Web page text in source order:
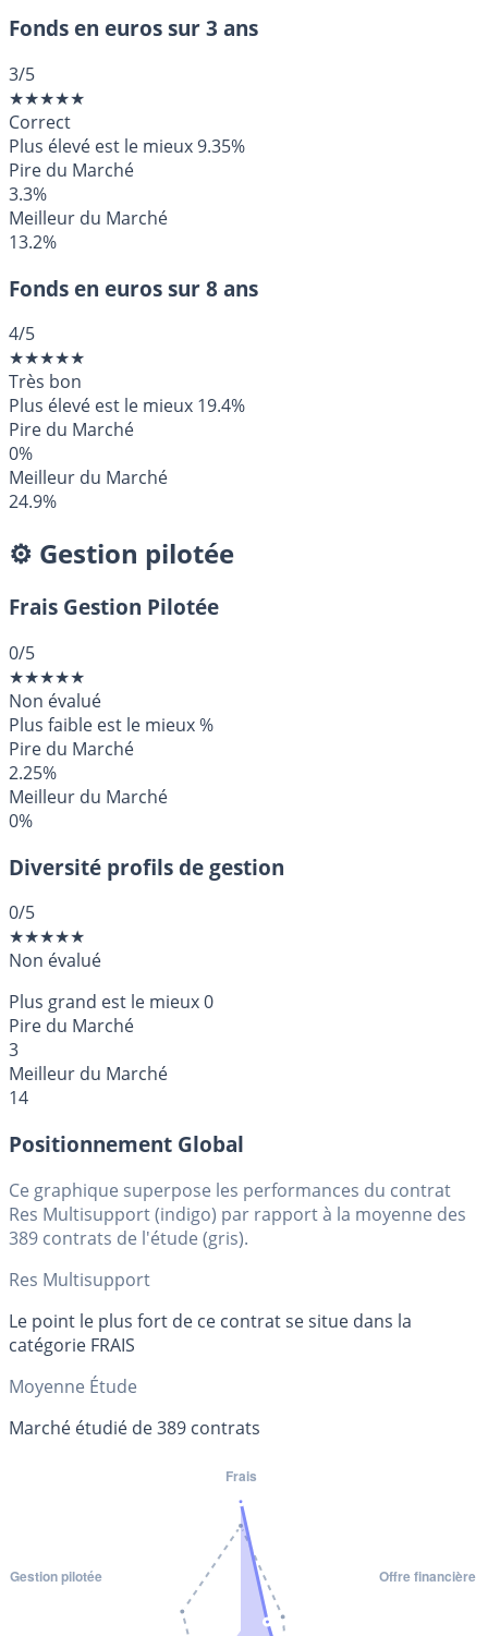
Fonds en euros sur 3 ans
3/5
★★★★★
Correct
Plus élevé est le mieux9.35%
Pire du Marché
3.3%
Meilleur du Marché
13.2%
Fonds en euros sur 8 ans
4/5
★★★★★
Très bon
Plus élevé est le mieux 19.4%
Pire du Marché
0%
Meilleur du Marché
24.9%
⚙️ Gestion pilotée
Frais Gestion Pilotée
0/5
★★★★★
Non évalué
Plus faible est le mieux%
Pire du Marché
2.25%
Meilleur du Marché
0%
Diversité profils de gestion
0/5
★★★★★
Non évalué
Plus grand est le mieux0
Pire du Marché
3
Meilleur du Marché
14
Positionnement Global
Ce graphique superpose les performances du contrat
Res Multisupport (indigo) par rapport à la moyenne des
389 contrats de l'étude (gris).
Res Multisupport
Le point le plus fort de ce contrat se situe dans la
catégorie FRAIS
Moyenne Étude
Marché étudié de 389 contrats